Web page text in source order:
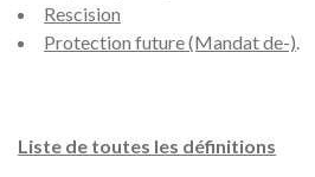
Rescision
Protection future (Mandat de-).
Liste de toutes les définitions